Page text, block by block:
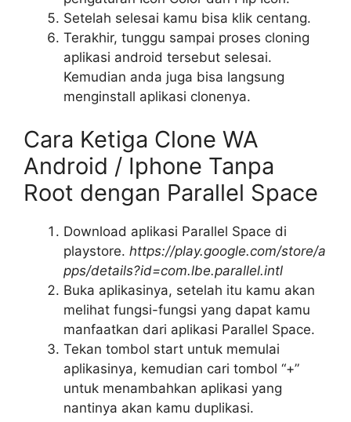
Setelah selesai kamu bisa klik centang.
Terakhir, tunggu sampai proses cloning
aplikasi android tersebut selesai.
Kemudian anda juga bisa langsung
menginstall aplikasi clonenya.
Cara Ketiga Clone WA
Android / Iphone Tanpa
Root dengan Parallel Space
Download aplikasi Parallel Space di
playstore. https://play.google.com/store/a
pps/details?id=com.lbe.parallel.intl
Buka aplikasinya, setelah itu kamu akan
melihat fungsi-fungsi yang dapat kamu
manfaatkan dari aplikasi Parallel Space.
Tekan tombol start untuk memulai
aplikasinya, kemudian cari tombol “+”
untuk menambahkan aplikasi yang
nantinya akan kamu duplikasi.